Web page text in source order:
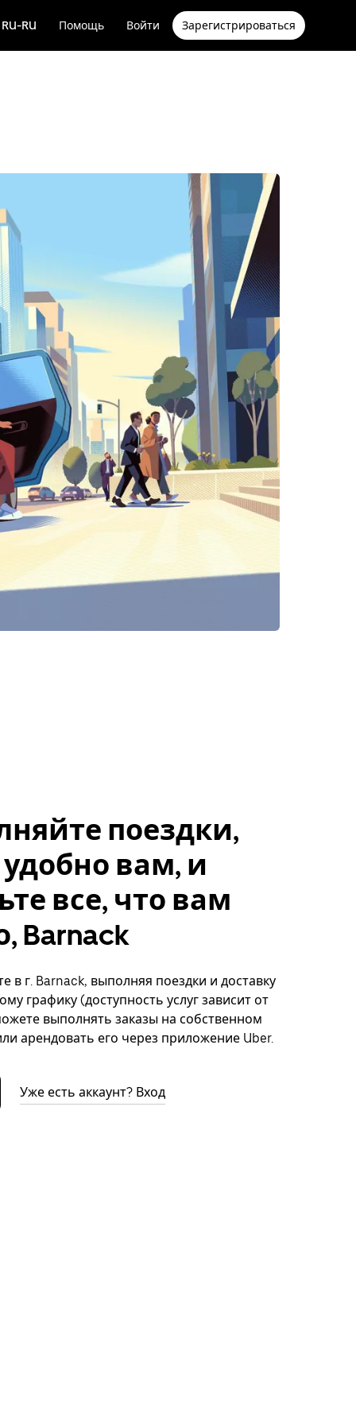
RU-RU Помощь Войти Зарегистрироваться
поездки,
удобно вам, и
все, что вам
Barnack
в г. Barnack, выполняя поездки и доставку
графику (доступность услуг зависит от
выполнять заказы на собственном
арендовать его через приложение Uber.
Уже есть аккаунт? Вход